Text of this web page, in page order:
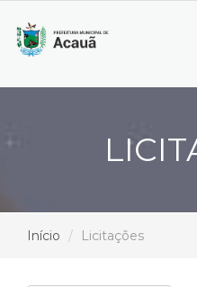
Início Licitações